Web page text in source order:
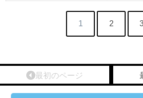
1 2
最初のページ